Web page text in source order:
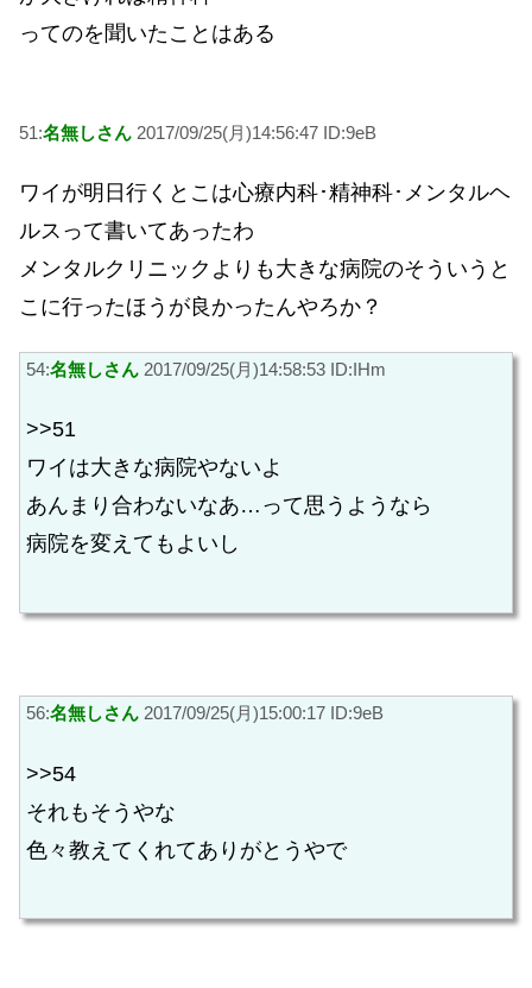
ってのを聞いたことはある
51:名無しさん 2017/09/25(月)14:56:47 ID:9eB
ワイが明日行くとこは心療内科･精神科･メンタルヘ
ルスって書いてあったわ
メンタルクリニックよりも大きな病院のそういうと
こに行ったほうが良かったんやろか？
54:名無しさん 2017/09/25(月)14:58:53 ID:IHm
>>51
ワイは大きな病院やないよ
あんまり合わないなあ…って思うようなら
病院を変えてもよいし
56:名無しさん 2017/09/25(月)15:00:17 ID:9eB
>>54
それもそうやな
色々教えてくれてありがとうやで